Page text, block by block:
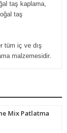
taş kaplama,
taş
tüm iç ve dış
malzemesidir.
Mix Patlatma